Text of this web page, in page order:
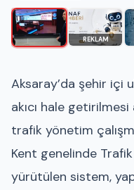
REKLAM
Aksaray’da şehir içi
akıcı hale getirilmesi
trafik yönetim
Kent genelinde
yürütülen sistem,